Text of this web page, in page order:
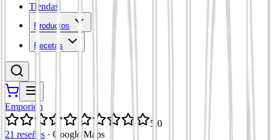
Tiendas
Productos
Recetas
Emporion
5,0
21 reseñas · Google Maps